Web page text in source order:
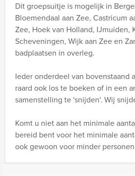
Dit groepsuitje is mogelijk in
Bloemendaal aan Zee, Castricum
Zee, Hoek van Holland, IJmuiden,
Scheveningen, Wijk aan Zee en
badplaatsen in overleg.
Ieder onderdeel van bovenstaand
raard ook los te boeken of in een
samenstelling te 'snijden'. Wij
Komt u niet aan het minimale
bereid bent voor het minimale
ook gewoon voor minder